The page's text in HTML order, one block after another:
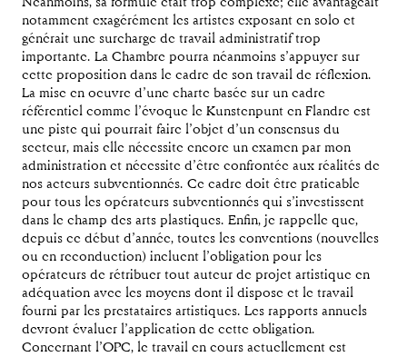
Néanmoins, sa formule était trop complexe; elle avantageait
notamment exagérément les artistes exposant en solo et
générait une surcharge de travail administratif trop
importante. La Chambre pourra néanmoins s’appuyer sur
cette proposition dans le cadre de son travail de réflexion.
La mise en oeuvre d’une charte basée sur un cadre
référentiel comme l’évoque le Kunstenpunt en Flandre est
une piste qui pourrait faire l’objet d’un consensus du
secteur, mais elle nécessite encore un examen par mon
administration et nécessite d’être confrontée aux réalités de
nos acteurs subventionnés. Ce cadre doit être praticable
pour tous les opérateurs subventionnés qui s’investissent
dans le champ des arts plastiques. Enfin, je rappelle que,
depuis ce début d’année, toutes les conventions (nouvelles
ou en reconduction) incluent l’obligation pour les
opérateurs de rétribuer tout auteur de projet artistique en
adéquation avec les moyens dont il dispose et le travail
fourni par les prestataires artistiques. Les rapports annuels
devront évaluer l’application de cette obligation.
Concernant l’OPC, le travail en cours actuellement est